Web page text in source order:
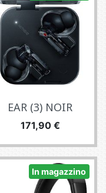
EAR (3) NOIR
Prezzo
171,90 €
In magazzino